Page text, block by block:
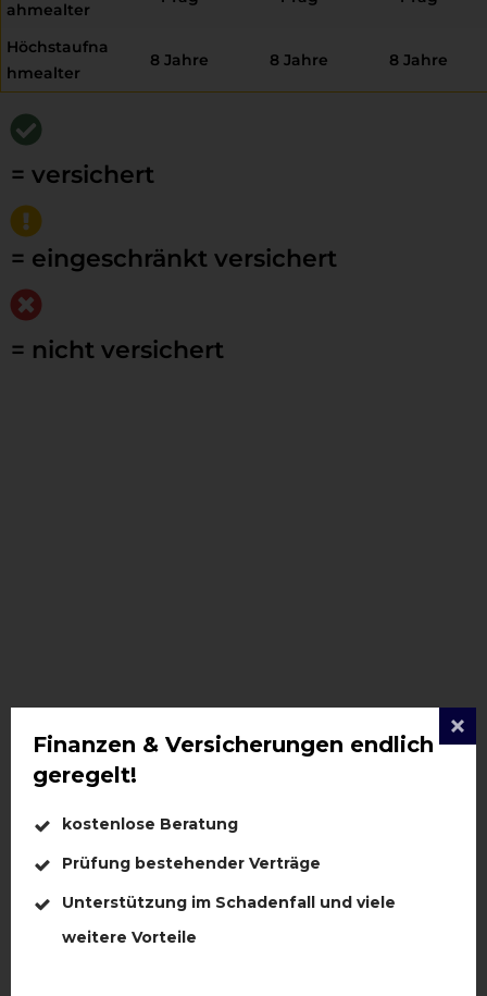
ahmealter
Höchstaufna
hmealter
8 Jahre 8 Jahre 8 Jahre
= versichert
= eingeschränkt versichert
= nicht versichert
Finanzen & Versicherungen endlich
geregelt!
kostenlose Beratung
Prüfung bestehender Verträge
Unterstützung im Schadenfall und viele
weitere Vorteile